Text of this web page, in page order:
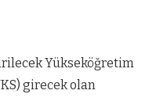
Yükseköğretim
girecek olan